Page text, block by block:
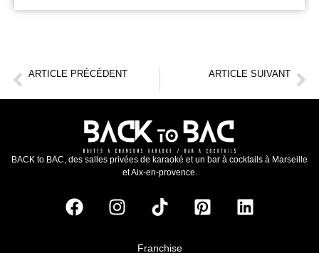
ARTICLE PRÉCÉDENT ARTICLE SUIVANT
BACK to BAC, des salles privées de karaoké et un bar à cocktails à Marseille
et Aix-en-provence.
Franchise